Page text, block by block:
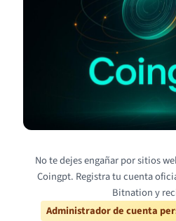
No te dejes engañar por sitios
Coingpt. Registra tu cuenta
Bitnation y
Administrador de cuenta